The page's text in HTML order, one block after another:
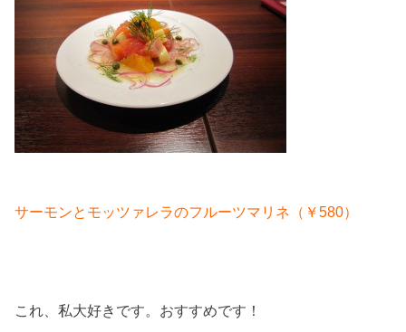
サーモンとモッツァレラのフルーツマリネ（￥580）
これ、私大好きです。おすすめです！